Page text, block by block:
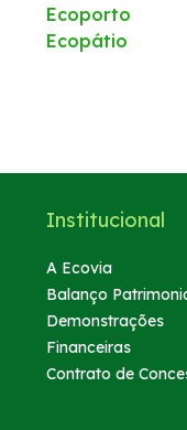
Ecoporto
Ecopátio
Institucional
A Ecovia
Balanço
Demonstrações
Financeiras
Contrato de